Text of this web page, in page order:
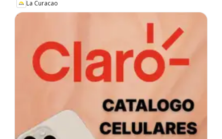
La Curacao